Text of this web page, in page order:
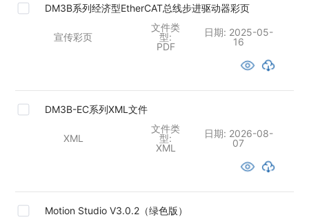
DM3B系列经济型EtherCAT总线步进驱动器彩页
宣传彩页
文件类
型:
PDF
日期: 2025-05-
16
DM3B-EC系列XML文件
XML
文件类
型:
XML
日期: 2026-08-
07
Motion Studio V3.0.2（绿色版）